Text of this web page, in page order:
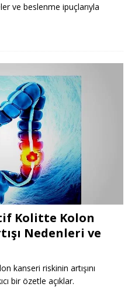
ve beslenme ipuçlarıyla
Kolitte Kolon
Nedenleri ve
kanseri riskinin artışını
bir özetle açıklar.